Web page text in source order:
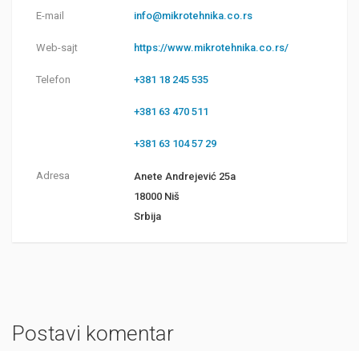
E-mail info@mikrotehnika.co.rs
Web-sajt https://www.mikrotehnika.co.rs/
Telefon +381 18 245 535
+381 63 470 511
+381 63 104 57 29
Adresa
Anete Andrejević 25a
18000 Niš
Srbija
Postavi komentar